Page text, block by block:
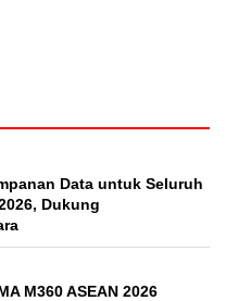
Data untuk Seluruh
Dukung
M360 ASEAN 2026